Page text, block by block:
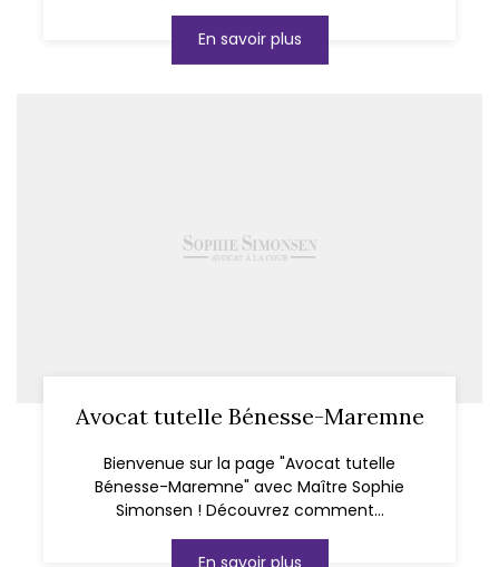
En savoir plus
Avocat tutelle Bénesse-Maremne
Bienvenue sur la page "Avocat tutelle
Bénesse-Maremne" avec Maître Sophie
Simonsen ! Découvrez comment...
En savoir plus